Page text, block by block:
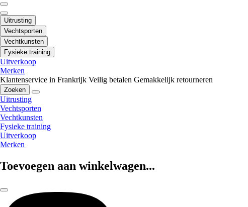
Uitrusting
Vechtsporten
Vechtkunsten
Fysieke training
Uitverkoop
Merken
Klantenservice in Frankrijk Veilig betalen Gemakkelijk retourneren
Zoeken
Uitrusting
Vechtsporten
Vechtkunsten
Fysieke training
Uitverkoop
Merken
Toevoegen aan winkelwagen...